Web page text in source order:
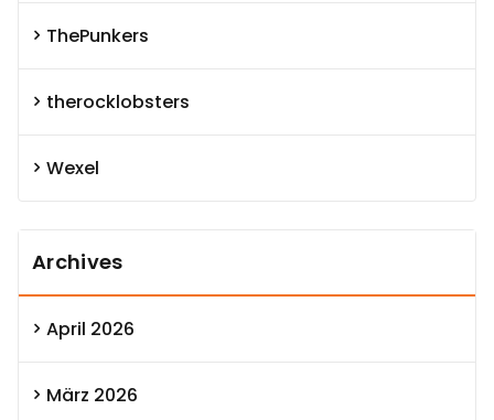
ThePunkers
therocklobsters
Wexel
Archives
April 2026
März 2026